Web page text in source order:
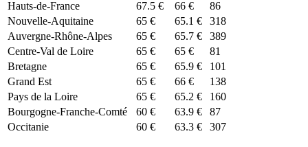
Hauts-de-France
67.5 € 66 €
86
Nouvelle-Aquitaine
65 € 65.1 €
318
Auvergne-Rhône-Alpes
65 € 65.7 €
389
Centre-Val de Loire
65 € 65 €
81
Bretagne
65 € 65.9 €
101
Grand Est
65 € 66 €
138
Pays de la Loire
65 € 65.2 €
160
Bourgogne-Franche-Comté
60 € 63.9 €
87
Occitanie
60 € 63.3 € 307